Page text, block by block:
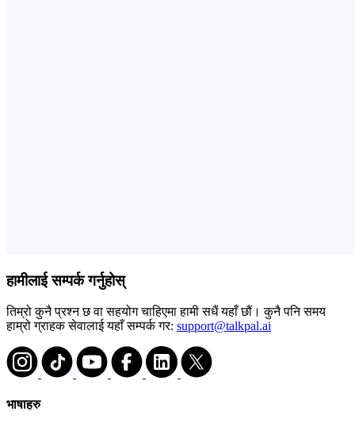
हामीलाई सम्पर्क गर्नुहोस्
तिम्रो कुनै प्रश्न छ वा सहयोग चाहिएमा हामी सधैं यहाँ छौं। कुनै पनि समय
हाम्रो ग्राहक सेवालाई यहाँ सम्पर्क गर: support@talkpal.ai
भाषाहरु